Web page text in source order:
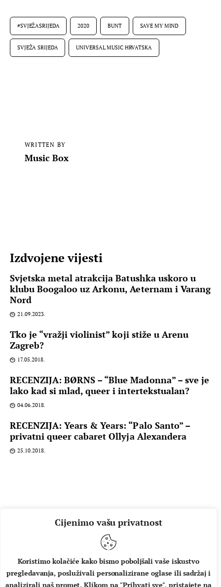
Cijenimo vašu privatnost
Koristimo kolačiće kako bismo poboljšali vaše iskustvo
pregledavanja, posluživali personalizirane oglase ili sadržaj i
analizirali naš promet. Klikom na "Prihvati sve", pristajete na
#SVJEŽASRIJEDA 2020 BUNT SAVE MY MIND
SVJEŽA SRIJEDA UNIVERSAL MUSIC HRVATSKA
WRITTEN BY
Music Box
Izdvojene vijesti
Svjetska metal atrakcija Batushka uskoro u
klubu Boogaloo uz Arkonu, Aeternam i Varang
Nord
21.09.2023.
Tko je “vražji violinist” koji stiže u Arenu
Zagreb?
17.05.2018.
RECENZIJA: BØRNS – “Blue Madonna” – sve je
lako kad si mlad, queer i intertekstualan?
04.06.2018.
RECENZIJA: Years & Years: “Palo Santo” –
privatni queer cabaret Ollyja Alexandera
25.10.2018.
O NAMA IMPRESSUM UVJETI KORIŠTENJA